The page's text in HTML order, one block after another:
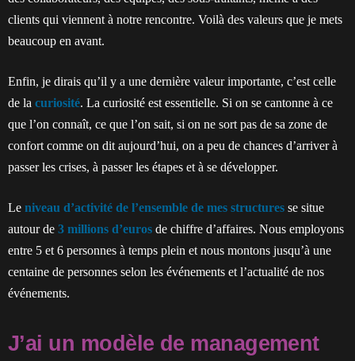
clients qui viennent à notre rencontre. Voilà des valeurs que je mets
beaucoup en avant.
Enfin, je dirais qu’il y a une dernière valeur importante, c’est celle
de la curiosité. La curiosité est essentielle. Si on se cantonne à ce
que l’on connaît, ce que l’on sait, si on ne sort pas de sa zone de
confort comme on dit aujourd’hui, on a peu de chances d’arriver à
passer les crises, à passer les étapes et à se développer.
Le niveau d’activité de l’ensemble de mes structures se situe
autour de 3 millions d’euros de chiffre d’affaires. Nous employons
entre 5 et 6 personnes à temps plein et nous montons jusqu’à une
centaine de personnes selon les événements et l’actualité de nos
événements.
J’ai un modèle de management